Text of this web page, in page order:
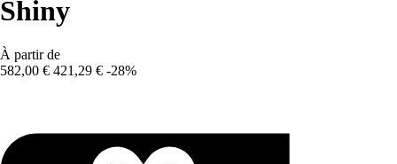
Shiny
À partir de
582,00 € 421,29 € -28%